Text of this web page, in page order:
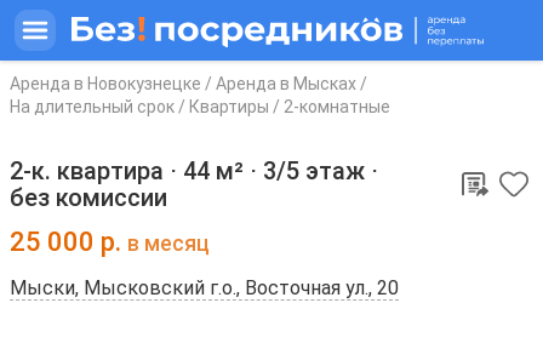
Аренда в Новокузнецке / Аренда в Мысках /
На длительный срок / Квартиры / 2-комнатные
2-к. квартира ⋅ 44 м² ⋅ 3/5 этаж ⋅
без комиссии
25 000 р. в месяц
Мыски, Мысковский г.о., Восточная ул., 20